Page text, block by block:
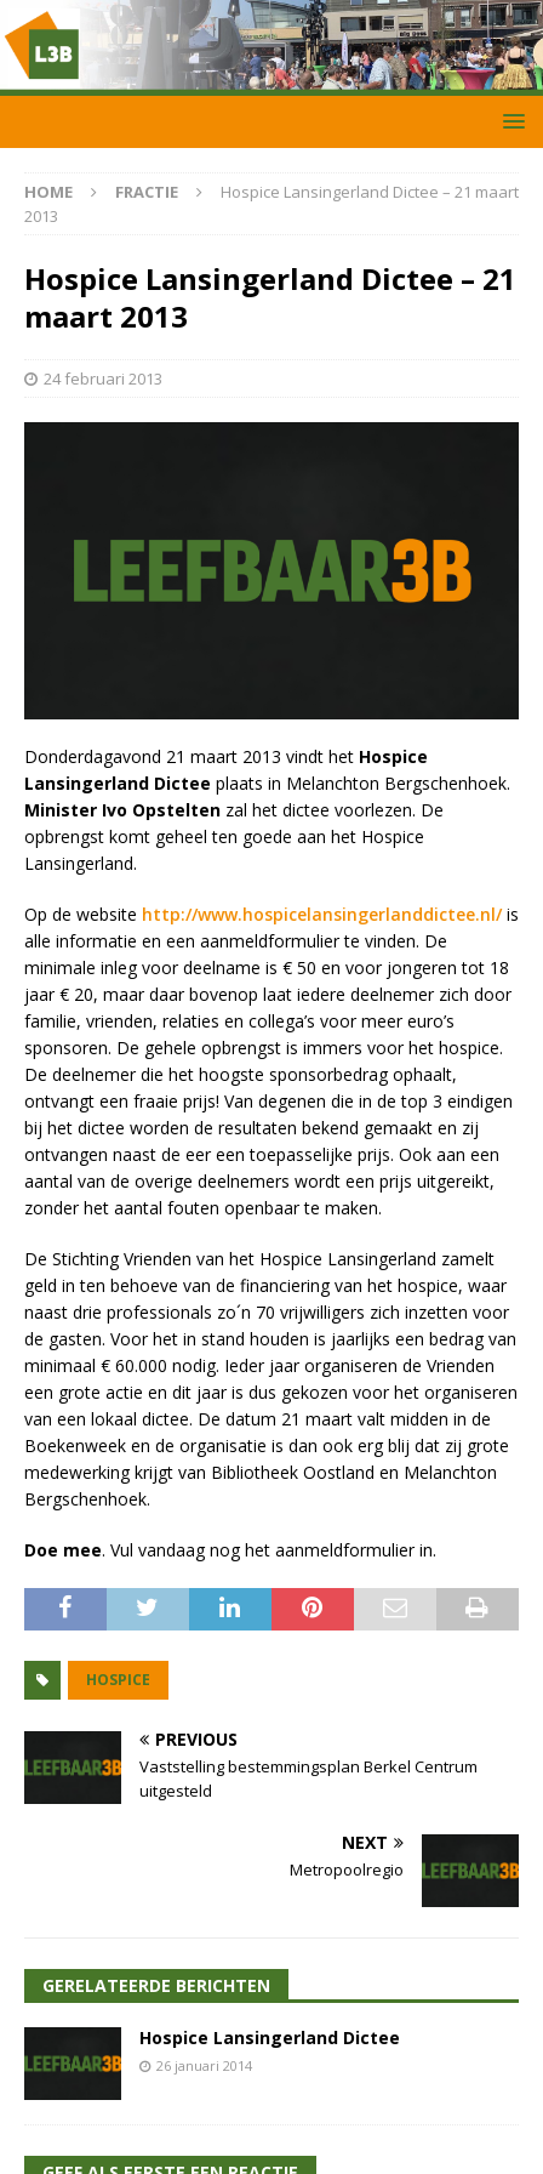
HOME FRACTIE
Hospice Lansingerland Dictee – 21 maart
2013
Hospice Lansingerland Dictee – 21
maart 2013
24 februari 2013
Donderdagavond 21 maart 2013 vindt het Hospice
Lansingerland Dictee plaats in Melanchton Bergschenhoek.
Minister Ivo Opstelten zal het dictee voorlezen. De
opbrengst komt geheel ten goede aan het Hospice
Lansingerland.
Op de website http://www.hospicelansingerlanddictee.nl/is
alle informatie en een aanmeldformulier te vinden. De
minimale inleg voor deelname is € 50 en voor jongeren tot 18
jaar € 20, maar daar bovenop laat iedere deelnemer zich door
familie, vrienden, relaties en collega’s voor meer euro’s
sponsoren. De gehele opbrengst is immers voor het hospice.
De deelnemer die het hoogste sponsorbedrag ophaalt,
ontvangt een fraaie prijs! Van degenen die in de top 3 eindigen
bij het dictee worden de resultaten bekend gemaakt en zij
ontvangen naast de eer een toepasselijke prijs. Ook aan een
aantal van de overige deelnemers wordt een prijs uitgereikt,
zonder het aantal fouten openbaar te maken.
De Stichting Vrienden van het Hospice Lansingerland zamelt
geld in ten behoeve van de financiering van het hospice, waar
naast drie professionals zo´n 70 vrijwilligers zich inzetten voor
de gasten. Voor het in stand houden is jaarlijks een bedrag van
minimaal € 60.000 nodig. Ieder jaar organiseren de Vrienden
een grote actie en dit jaar is dus gekozen voor het organiseren
van een lokaal dictee. De datum 21 maart valt midden in de
Boekenweek en de organisatie is dan ook erg blij dat zij grote
medewerking krijgt van Bibliotheek Oostland en Melanchton
Bergschenhoek.
Doe mee. Vul vandaag nog het aanmeldformulier in.
HOSPICE
PREVIOUS
Vaststelling bestemmingsplan Berkel Centrum
uitgesteld
NEXT
Metropoolregio
GERELATEERDE BERICHTEN
Hospice Lansingerland Dictee
26 januari 2014